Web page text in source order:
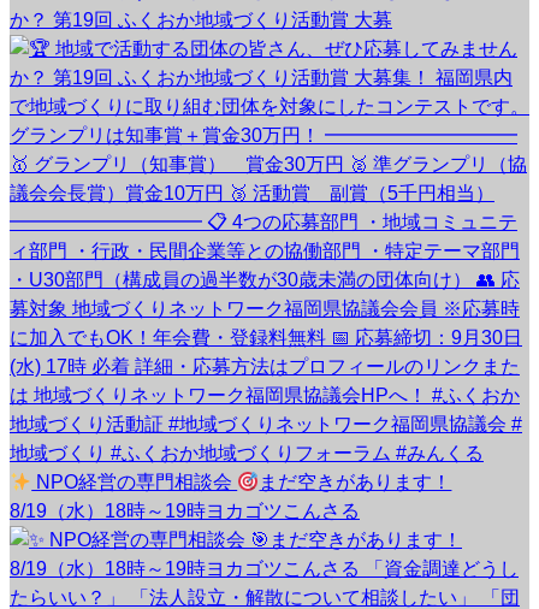
か？ 第19回 ふくおか地域づくり活動賞 大募
NPO経営の専門相談会
まだ空きがあります！
8/19（水）18時～19時ヨカゴツこんさる